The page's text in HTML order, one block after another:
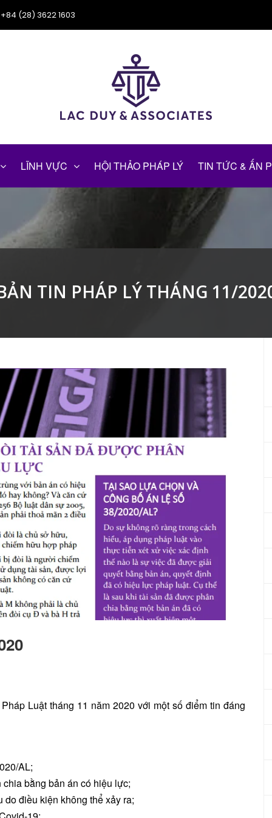
+84 (28) 3622 1603
LĨNH VỰC HỘI THẢO PHÁP LÝ TIN TỨC & ẤN
TIN PHÁP LÝ THÁNG 11/
Luật tháng 11 năm 2020 với một số điểm tin đáng
AL;
bằng bản án có hiệu lực;
điều kiện không thể xảy ra;